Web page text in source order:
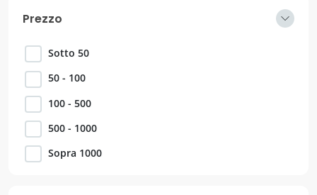
Prezzo
Sotto 50
50 - 100
100 - 500
500 - 1000
Sopra 1000